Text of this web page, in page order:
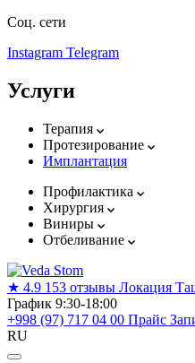
Соц. сети
Instagram Telegram
Услуги
Терапия
Протезирование
Имплантация
Профилактика
Хирургия
Виниры
Отбеливание
★ 4.9 153 отзывы Локация
График 9:30-18:00
+998 (97) 717 04 00 Прайс
RU